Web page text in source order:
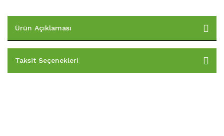
Ürün Açıklaması
Taksit Seçenekleri